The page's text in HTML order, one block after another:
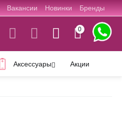
Вакансии Новинки Бренды
0
Аксессуары Акции